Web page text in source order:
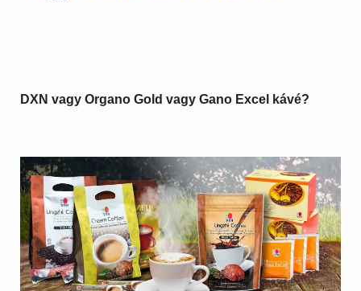
DXN vagy Organo Gold vagy Gano Excel kávé?